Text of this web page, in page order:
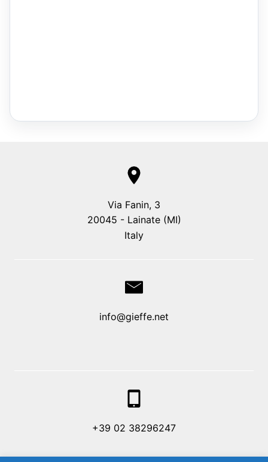
Via Fanin, 3
20045 - Lainate (MI)
Italy
info@gieffe.net
+39 02 38296247